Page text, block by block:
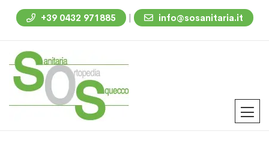
+39 0432 971885 | info@sosanitaria.it